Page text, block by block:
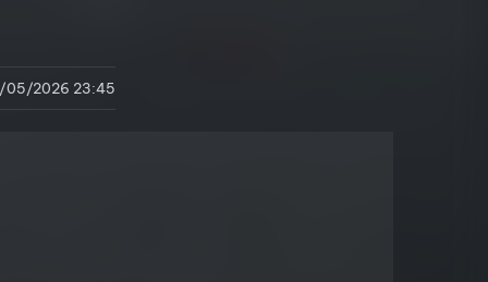
05/2026 23:45